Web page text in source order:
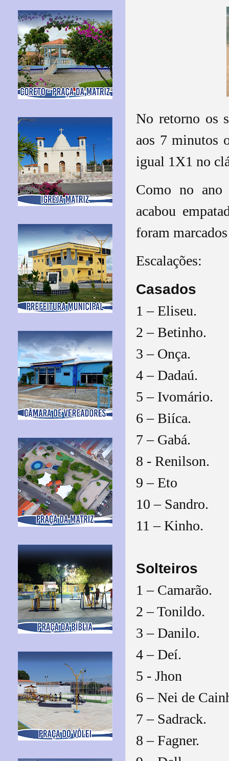
No retorno os
aos 7 minutos
igual 1X1 no
Como no ano
acabou
foram
Escalações:
Casados
1 – Eliseu.
2 – Betinho.
3 – Onça.
4 – Dadaú.
5 – Ivomário.
6 – Biíca.
7 – Gabá.
8 - Renilson.
9 – Eto
10 – Sandro.
11 – Kinho.
Solteiros
1 – Camarão.
2 – Tonildo.
3 – Danilo.
4 – Deí.
5 - Jhon
6 – Nei de
7 – Sadrack.
8 – Fagner.